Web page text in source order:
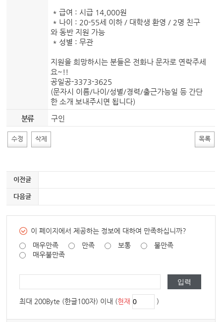
* 급여 : 시급 14,000원
* 나이 : 20-55세 이하 / 대학생 환영 / 2명 친구
와 동반 지원 가능
* 성별 : 무관
지원을 희망하시는 분들은 전화나 문자로 연락주세
요~!!
공일공-3373-3625
(문자시 이름/나이/성별/경력/출근가능일 등 간단
한 소개 보내주시면 됩니다)
분류
구인
수정 삭제 목록
이전글
다음글
이 페이지에서 제공하는 정보에 대하여 만족하십니까?
매우만족
만족 보통
불만족
매우불만족
최대 200Byte (한글100자) 이내 (현재 )